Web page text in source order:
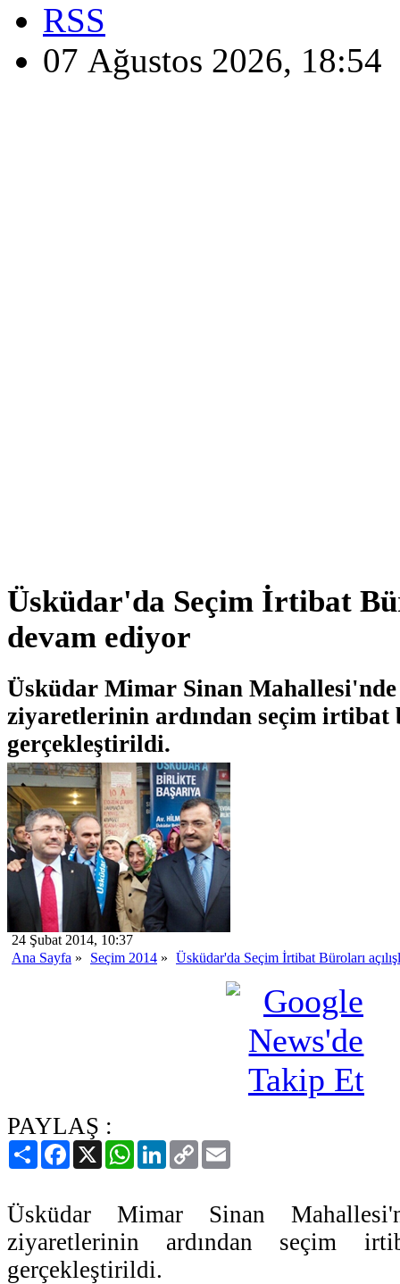
RSS
07 Ağustos 2026, 18:54
Üsküdar'da Seçim İrtibat
devam ediyor
Üsküdar Mimar Sinan Mahallesi'nde
ziyaretlerinin ardından seçim irtibat
gerçekleştirildi.
24 Şubat 2014, 10:37
Ana Sayfa » Seçim 2014 » Üsküdar'da Seçim İrtibat Büroları
PAYLAŞ :
PaylaşFacebook
X WhatsAppLinkedIn
Copy
Link
Üsküdar Mimar Sinan
ziyaretlerinin ardından seçim
gerçekleştirildi.